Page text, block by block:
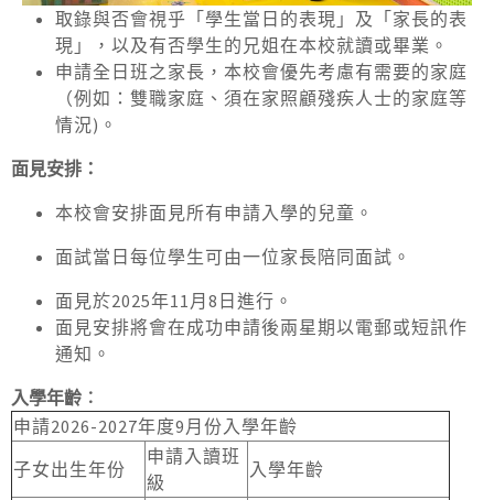
取錄與否會視乎「學生當日的表現」及「家長的表
現」，以及有否學生的兄姐在本校就讀或畢業。
申請全日班之家長，本校會優先考慮有需要的家庭
（例如：雙職家庭、須在家照顧殘疾人士的家庭等
情況)。
面見安排：
本校會安排面見所有申請入學的兒童。
面試當日每位學生可由一位家長陪同面試。
面見於2025年11月8日進行。
面見安排將會在成功申請後兩星期以電郵或短訊作
通知。
入學年齡︰
申請2026-2027年度9月份入學年齡
子女出生年份
申請入讀班
級
入學年齡